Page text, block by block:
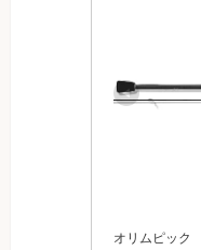
オリムピック